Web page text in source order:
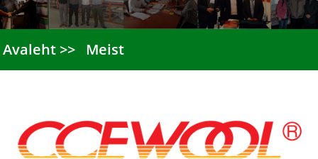
Avaleht Meist